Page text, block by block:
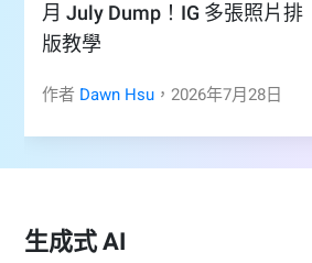
月 July Dump！IG 多張照片排
版教學
作者 Dawn Hsu ， 2026年7月 28日
生成式 AI